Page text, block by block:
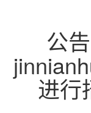
公
进行